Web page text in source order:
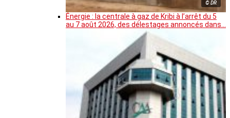
© DR
Énergie : la centrale à gaz de Kribi à l’arrêt du 5
au 7 août 2026, des délestages annoncés dans…